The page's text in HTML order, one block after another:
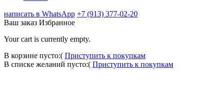
написать в WhatsApp +7 (913) 377-02-20
Ваш заказ Избранное
Your cart is currently empty.
В корзине пусто:( Приступить к покупкам
В списке желаний пусто:( Приступить к покупкам